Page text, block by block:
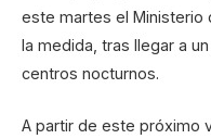
este martes el Ministerio
la medida, tras llegar a
centros nocturnos.
A partir de este próximo